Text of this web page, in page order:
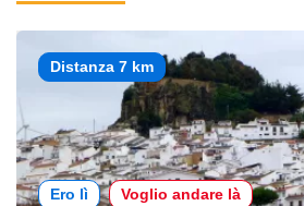
Distanza 7 km
Ero lì Voglio andare là